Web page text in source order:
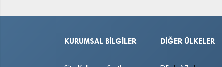
KURUMSAL BILGILER DIĞER ÜLKELER